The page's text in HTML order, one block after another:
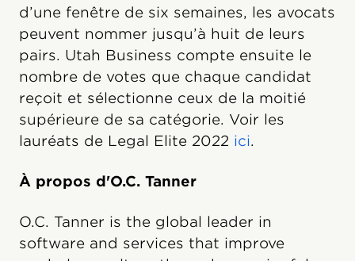
d’une fenêtre de six semaines, les avocats
peuvent nommer jusqu’à huit de leurs
pairs. Utah Business compte ensuite le
nombre de votes que chaque candidat
reçoit et sélectionne ceux de la moitié
supérieure de sa catégorie. Voir les
lauréats de Legal Elite 2022 ici.
À propos d'O.C. Tanner
O.C. Tanner is the global leader in
software and services that improve